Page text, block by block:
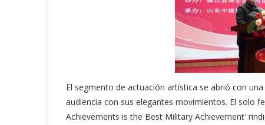
El segmento de actuación artística se abrió con
audiencia con sus elegantes movimientos. El solo
Achievements is the Best Military Achievement'